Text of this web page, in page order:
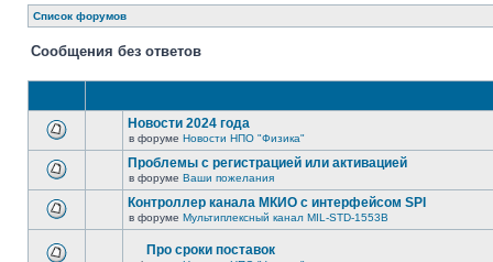
Список форумов
Сообщения без ответов
Новости 2024 года
в форуме Новости НПО "Физика"
Проблемы с регистрацией или активацией
в форуме Ваши пожелания
Контроллер канала МКИО с интерфейсом SPI
в форуме Мультиплексный канал MIL-STD-1553B
Про сроки поставок